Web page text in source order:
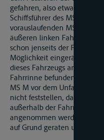
gefahren, also etwa am
Schiffsführer des MS R hat
vorauslaufenden MS M
äußeren linken
schon jenseits der
Möglichkeit eingeräumt,
dieses Fahrzeugs
Fahrrinne befunden hat.
MS M vor dem Unfall liegen
nicht feststellen, daß der
außerhalb der Fahrrinne
angenommen werden, daß
auf Grund geraten und